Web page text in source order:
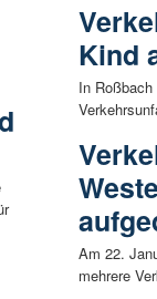
Kind
In
Am 22.
mehrere